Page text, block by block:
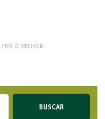
O MELHOR